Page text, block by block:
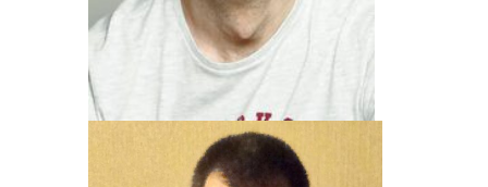
Andreas von Juterzenka
Unser Mann für Deutsche Musik und